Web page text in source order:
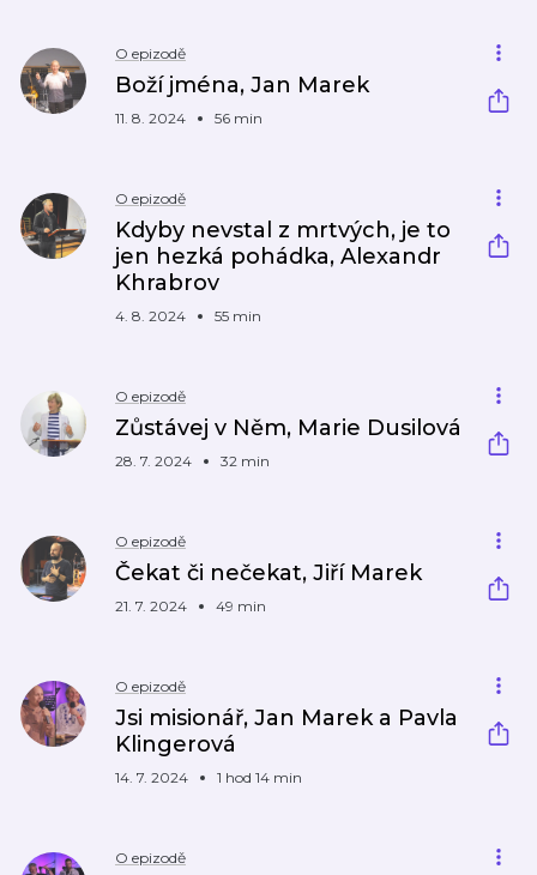
O epizodě
Boží jména, Jan Marek
11. 8. 2024 56 min
O epizodě
Kdyby nevstal z mrtvých, je to
jen hezká pohádka, Alexandr
Khrabrov
4. 8. 2024 55 min
O epizodě
Zůstávej v Něm, Marie Dusilová
28. 7. 2024 32 min
O epizodě
Čekat či nečekat, Jiří Marek
21. 7. 2024 49 min
O epizodě
Jsi misionář, Jan Marek a Pavla
Klingerová
14. 7. 2024 1 hod 14 min
O epizodě